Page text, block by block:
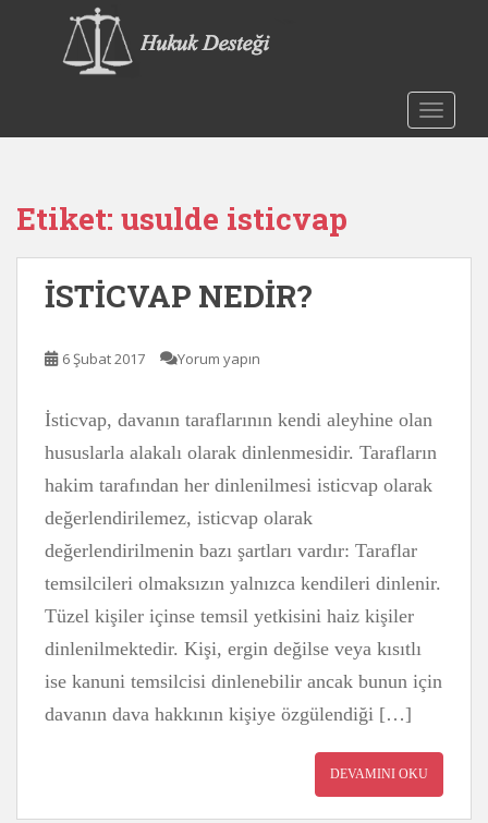
o
Etiket: usulde isticvap
İSTİCVAP NEDİR?
6 Şubat 2017 Yorum yapın
İsticvap, davanın taraflarının kendi aleyhine olan
hususlarla alakalı olarak dinlenmesidir. Tarafların
hakim tarafından her dinlenilmesi isticvap olarak
değerlendirilemez, isticvap olarak
değerlendirilmenin bazı şartları vardır: Taraflar
temsilcileri olmaksızın yalnızca kendileri dinlenir.
Tüzel kişiler içinse temsil yetkisini haiz kişiler
dinlenilmektedir. Kişi, ergin değilse veya kısıtlı
ise kanuni temsilcisi dinlenebilir ancak bunun için
davanın dava hakkının kişiye özgülendiği […]
DEVAMINI OKU